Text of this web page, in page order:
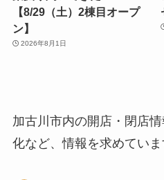
【8/29（土）2棟目オープ
ン】
2026年8月1日
加古川市内の開店・閉店
化など、情報を求めていま